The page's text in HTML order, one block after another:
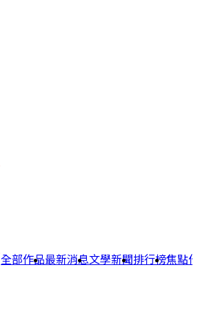
全部作品最新消息文學新聞排行榜焦點